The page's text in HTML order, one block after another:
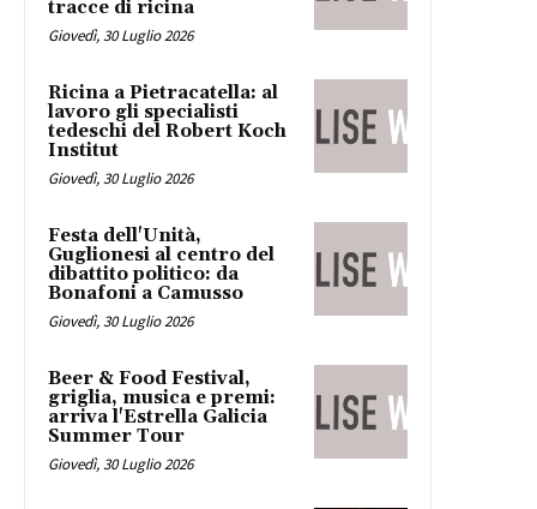
tracce di ricina
Giovedì, 30 Luglio 2026
Ricina a Pietracatella: al
lavoro gli specialisti
tedeschi del Robert Koch
Institut
Giovedì, 30 Luglio 2026
Festa dell'Unità,
Guglionesi al centro del
dibattito politico: da
Bonafoni a Camusso
Giovedì, 30 Luglio 2026
Beer & Food Festival,
griglia, musica e premi:
arriva l'Estrella Galicia
Summer Tour
Giovedì, 30 Luglio 2026